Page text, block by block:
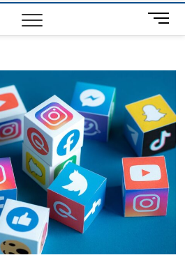
M
e
u
t
t
o
n